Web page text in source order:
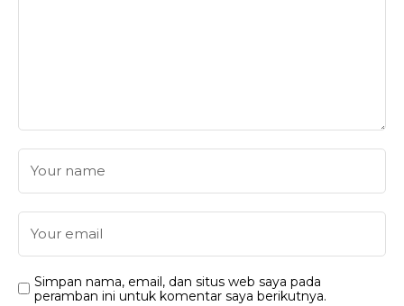
Simpan nama, email, dan situs web saya pada
peramban ini untuk komentar saya berikutnya.